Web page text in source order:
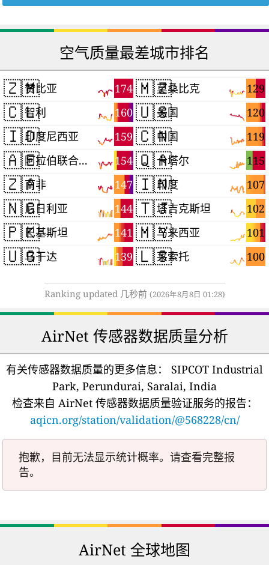
空气质量最差城市排名
🇿🇲 174
赞比亚
🇨🇱 160
智利
🇮🇩 159
印度尼西亚
🇦🇪 154
阿拉伯联合酋长国
🇿🇦 147
南非
🇳🇬 144
尼日利亚
🇵🇰 141
巴基斯坦
🇺🇬 139
乌干达
🇲🇿 129
莫桑比克
🇺🇸 120
美国
🇨🇳 119
中国
🇶🇦 115
卡塔尔
🇮🇳 107
印度
🇹🇯 102
塔吉克斯坦
🇲🇾 101
马来西亚
🇱🇸 100
莱索托
Ranking updated 几秒前 (2026年8月8日 01:28)
AirNet 传感器数据质量分析
有关传感器数据质量的更多信息：
SIPCOT Industrial
Park, Perundurai, Saralai, India
检查来自 AirNet 传感器数据质量验证服务的报告：
aqicn.org/station/validation/@568228/cn/
抱歉，目前无法显示统计概率。请查看完整报
告。
AirNet 全球地图